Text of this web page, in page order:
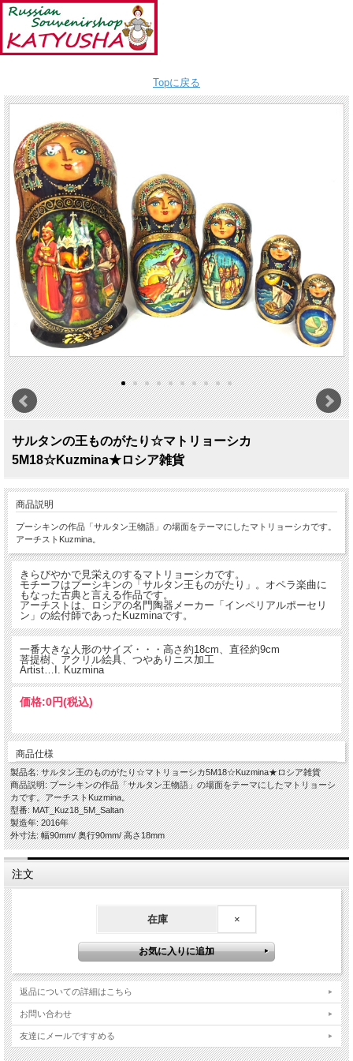
Topに戻る
サルタンの王ものがたり☆マトリョーシカ
5M18☆Kuzmina★ロシア雑貨
商品説明
プーシキンの作品「サルタン王物語」の場面をテーマにしたマトリョーシカです。
アーチストKuzmina。
きらびやかで見栄えのするマトリョーシカです。
モチーフはプーシキンの「サルタン王ものがたり」。オペラ楽曲に
もなった古典と言える作品です。
アーチストは、ロシアの名門陶器メーカー「インペリアルポーセリ
ン」の絵付師であったKuzminaです。
一番大きな人形のサイズ・・・高さ約18cm、直径約9cm
菩提樹、アクリル絵具、つやありニス加工
Artist…I. Kuzmina
価格:0円(税込)
商品仕様
製品名: サルタン王のものがたり☆マトリョーシカ5M18☆Kuzmina★ロシア雑貨
商品説明: プーシキンの作品「サルタン王物語」の場面をテーマにしたマトリョーシ
カです。アーチストKuzmina。
型番: MAT_Kuz18_5M_Saltan
製造年: 2016年
外寸法: 幅90mm/ 奥行90mm/ 高さ18mm
注文
在庫 ×
返品についての詳細はこちら
お問い合わせ
友達にメールですすめる